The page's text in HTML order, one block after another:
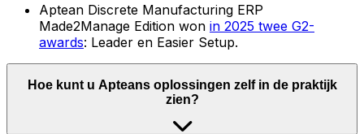
Aptean Discrete Manufacturing ERP
Made2Manage Edition won in 2025 twee G2-
awards: Leader en Easier Setup.
Hoe kunt u Apteans oplossingen zelf in de praktijk
zien?